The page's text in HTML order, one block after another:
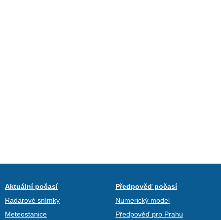
Aktuální počasí
Radarové snímky
Meteostanice
Předpověď počasí
Numerický model
Předpověď pro Prahu